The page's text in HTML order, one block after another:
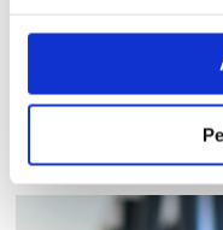
Trova in un attimo